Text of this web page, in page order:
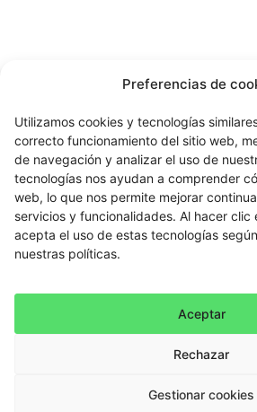
Preferencias de
Utilizamos cookies y tecnologías
correcto funcionamiento del sitio web,
de navegación y analizar el uso de
tecnologías nos ayudan a comprender
web, lo que nos permite mejorar
servicios y funcionalidades. Al hacer clic
acepta el uso de estas tecnologías
nuestras políticas.
Aceptar
Rechazar
Gestionar cookies